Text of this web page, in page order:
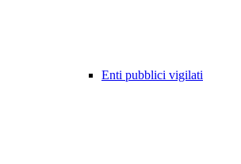
Enti pubblici vigilati